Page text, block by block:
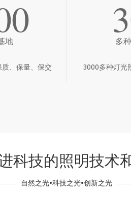
地
、保量、保交
多
3000多种灯光
科技的照明技术
自然之光•科技之光•创新之光